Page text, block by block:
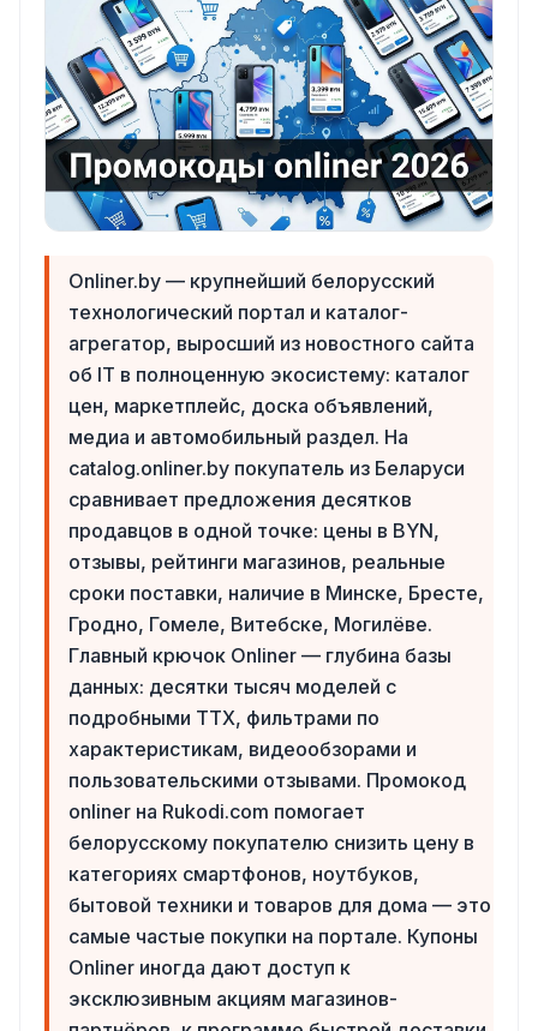
Onliner.by — крупнейший белорусский
технологический портал и каталог-
агрегатор, выросший из новостного сайта
об IT в полноценную экосистему: каталог
цен, маркетплейс, доска объявлений,
медиа и автомобильный раздел. На
catalog.onliner.by покупатель из Беларуси
сравнивает предложения десятков
продавцов в одной точке: цены в BYN,
отзывы, рейтинги магазинов, реальные
сроки поставки, наличие в Минске, Бресте,
Гродно, Гомеле, Витебске, Могилёве.
Главный крючок Onliner — глубина базы
данных: десятки тысяч моделей с
подробными ТТХ, фильтрами по
характеристикам, видеообзорами и
пользовательскими отзывами. Промокод
onliner на Rukodi.com помогает
белорусскому покупателю снизить цену в
категориях смартфонов, ноутбуков,
бытовой техники и товаров для дома — это
самые частые покупки на портале. Купоны
Onliner иногда дают доступ к
эксклюзивным акциям магазинов-